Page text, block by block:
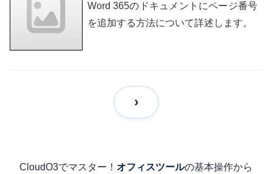
Word 365のドキュメントにページ番号
を追加する方法について詳述します。
CloudO3でマスター！ オフィスツールの基本操作から